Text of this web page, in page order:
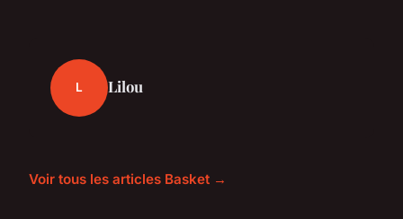
L Lilou
Voir tous les articles Basket →